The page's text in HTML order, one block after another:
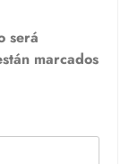
será
marcados